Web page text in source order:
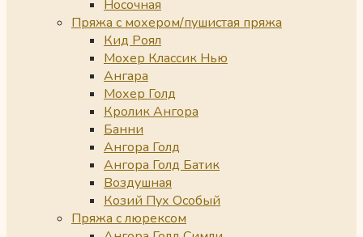
Носочная
Пряжа с мохером/пушистая пряжа
Кид Роял
Мохер Классик Нью
Ангара
Мохер Голд
Кролик Ангора
Банни
Ангора Голд
Ангора Голд Батик
Воздушная
Козий Пух Особый
Пряжа с люрексом